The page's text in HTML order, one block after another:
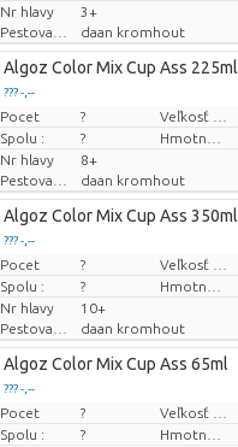
Nr hlavy
3+
daan kromhout
Algoz Color Mix Cup Ass 225ml
??? -,--
Cena za kus
Pocet ?
Spolu :
?
Nr hlavy
8+
daan kromhout
Algoz Color Mix Cup Ass 350ml
??? -,--
Cena za kus
Pocet ?
Spolu :
?
Nr hlavy
10+
daan kromhout
Algoz Color Mix Cup Ass 65ml
??? -,--
Cena za kus
Pocet ?
Spolu :
?